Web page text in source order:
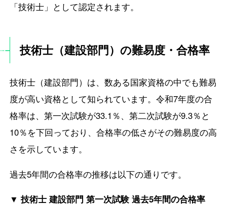
「技術士」として認定されます。
技術士（建設部門）の難易度・合格率
技術士（建設部門）は、数ある国家資格の中でも難易
度が高い資格として知られています。令和7年度の合
格率は、第一次試験が33.1％、第二次試験が9.3％と
10％を下回っており、合格率の低さがその難易度の高
さを示しています。
過去5年間の合格率の推移は以下の通りです。
▼ 技術士 建設部門 第一次試験 過去5年間の合格率